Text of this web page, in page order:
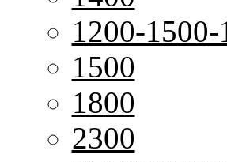
1200-
1500
1800
2300